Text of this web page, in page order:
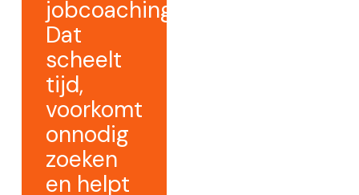
jobcoaching.
Dat
scheelt
tijd,
voorkomt
onnodig
zoeken
en helpt